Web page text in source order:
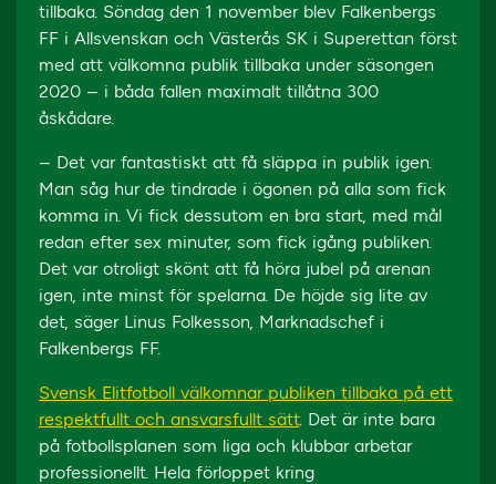
tillbaka. Söndag den 1 november blev Falkenbergs
FF i Allsvenskan och Västerås SK i Superettan först
med att välkomna publik tillbaka under säsongen
2020 – i båda fallen maximalt tillåtna 300
åskådare.
– Det var fantastiskt att få släppa in publik igen.
Man såg hur de tindrade i ögonen på alla som fick
komma in. Vi fick dessutom en bra start, med mål
redan efter sex minuter, som fick igång publiken.
Det var otroligt skönt att få höra jubel på arenan
igen, inte minst för spelarna. De höjde sig lite av
det, säger Linus Folkesson, Marknadschef i
Falkenbergs FF.
Svensk Elitfotboll välkomnar publiken tillbaka på ett
respektfullt och ansvarsfullt sätt. Det är inte bara
på fotbollsplanen som liga och klubbar arbetar
professionellt. Hela förloppet kring